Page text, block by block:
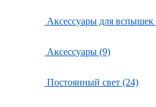
Аксессуары для вспышек
Аксессуары (9)
Постоянный свет (24)